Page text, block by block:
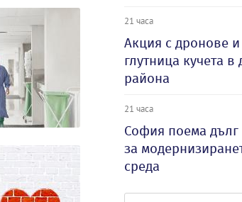
21 часа
Акция с дронове
глутница кучета в
района
21 часа
София поема дълг
за
среда